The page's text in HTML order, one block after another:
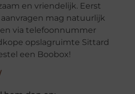
en vriendelijk. Eerst
mag natuurlijk
via telefoonnummer
opslagruimte Sittard
een Boobox!